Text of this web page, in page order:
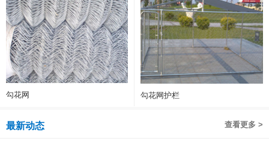
勾花网 勾花网护栏
查看更多 >
最新动态